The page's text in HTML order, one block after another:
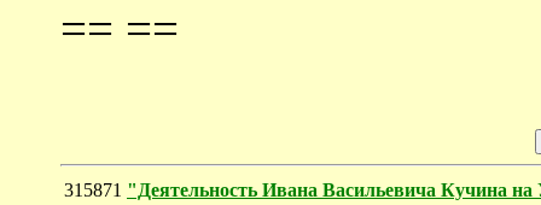
== ==
315871 "Деятельность Ивана Васильевича Кучина